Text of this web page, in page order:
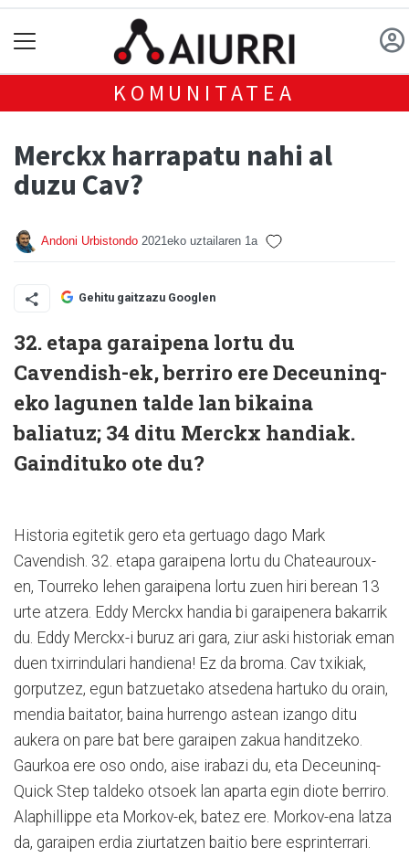
KOMUNITATEA
Merckx harrapatu nahi al
duzu Cav?
Andoni Urbistondo 2021eko uztailaren 1a
Gehitu gaitzazu Googlen
32. etapa garaipena lortu du
Cavendish-ek, berriro ere Deceuninq-
eko lagunen talde lan bikaina
baliatuz; 34 ditu Merckx handiak.
Gaindituko ote du?
Historia egitetik gero eta gertuago dago Mark
Cavendish. 32. etapa garaipena lortu du Chateauroux-
en, Tourreko lehen garaipena lortu zuen hiri berean 13
urte atzera. Eddy Merckx handia bi garaipenera bakarrik
du. Eddy Merckx-i buruz ari gara, ziur aski historiak eman
duen txirrindulari handiena! Ez da broma. Cav txikiak,
gorputzez, egun batzuetako atsedena hartuko du orain,
mendia baitator, baina hurrengo astean izango ditu
aukera on pare bat bere garaipen zakua handitzeko.
Gaurkoa ere oso ondo, aise irabazi du, eta Deceuninq-
Quick Step taldeko otsoek lan aparta egin diote berriro.
Alaphillippe eta Morkov-ek, batez ere. Morkov-ena latza
da, garaipen erdia ziurtatzen baitio bere esprinterrari.